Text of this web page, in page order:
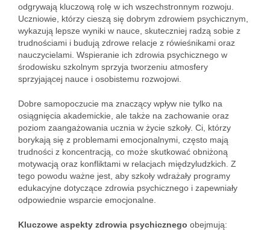
odgrywają kluczową rolę w ich wszechstronnym rozwoju.
Uczniowie, którzy cieszą się dobrym zdrowiem psychicznym,
wykazują lepsze wyniki w nauce, skuteczniej radzą sobie z
trudnościami i budują zdrowe relacje z rówieśnikami oraz
nauczycielami. Wspieranie ich zdrowia psychicznego w
środowisku szkolnym sprzyja tworzeniu atmosfery
sprzyjającej nauce i osobistemu rozwojowi.
Dobre samopoczucie ma znaczący wpływ nie tylko na
osiągnięcia akademickie, ale także na zachowanie oraz
poziom zaangażowania ucznia w życie szkoły. Ci, którzy
borykają się z problemami emocjonalnymi, często mają
trudności z koncentracją, co może skutkować obniżoną
motywacją oraz konfliktami w relacjach międzyludzkich. Z
tego powodu ważne jest, aby szkoły wdrażały programy
edukacyjne dotyczące zdrowia psychicznego i zapewniały
odpowiednie wsparcie emocjonalne.
Kluczowe aspekty zdrowia psychicznego obejmują: